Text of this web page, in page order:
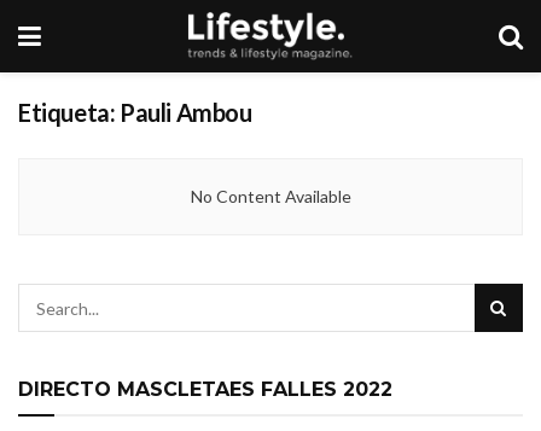
Etiqueta: Pauli Ambou
No Content Available
DIRECTO MASCLETAES FALLES 2022